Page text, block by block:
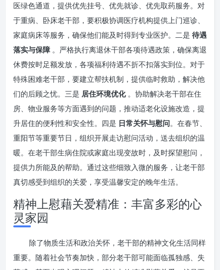
医绿色通道，提供优先挂号、优先就诊、优先取药服务。对
于重病、卧床老干部，要积极协调医疗机构提供上门巡诊、
家庭病床等服务，确保他们能及时得到专业医护。二是 待遇
落实与保障 。严格执行离退休干部各项待遇政策，确保离退
休费按时足额发放，各项福利待遇不折不扣落实到位。对于
特殊困难老干部，要建立帮扶机制，提供临时救助，解决他
们的后顾之忧。三是 居住环境优化 。协助解决老干部在住
房、物业服务等方面遇到的问题，推动适老化设施改造，提
升居住的便利性和安全性。四是 日常关怀与慰问。在春节、
重阳节等重要节日，组织开展走访慰问活动，送去组织的温
暖。在老干部生病住院或家庭出现变故时，及时探望慰问，
提供力所能及的帮助。通过这些细致入微的服务，让老干部
真切感受到组织的关爱，享受温馨安定的晚年生活。
精神上慰藉关爱精准：丰富多彩的心
灵家园
除了物质生活和政治关怀，老干部的精神文化生活同样
重要。随着社会节奏加快，部分老干部可能面临孤独感、失